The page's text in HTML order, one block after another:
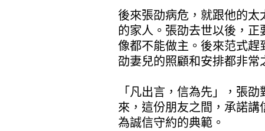
後來張劭病危，就跟他的
的家人。張劭去世以後，
像都不能做主。後來范式
劭妻兒的照顧和安排都非常
「凡出言，信為先」，張
來，這份朋友之間，承諾
為誠信守約的典範。